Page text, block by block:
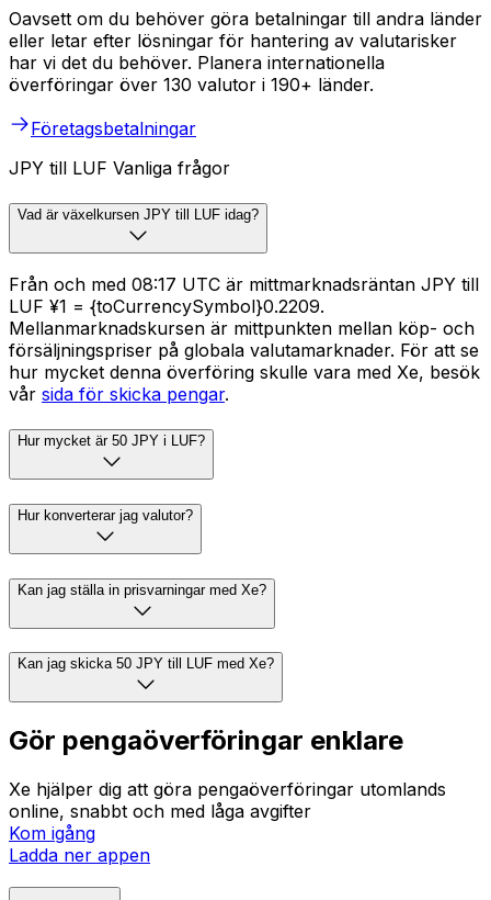
Oavsett om du behöver göra betalningar till andra länder
eller letar efter lösningar för hantering av valutarisker
har vi det du behöver. Planera internationella
överföringar över 130 valutor i 190+ länder.
Företagsbetalningar
JPY till LUF Vanliga frågor
Vad är växelkursen JPY till LUF idag?
Från och med 08:17 UTC är mittmarknadsräntan JPY till
LUF ¥1 = {toCurrencySymbol}0.2209.
Mellanmarknadskursen är mittpunkten mellan köp- och
försäljningspriser på globala valutamarknader. För att se
hur mycket denna överföring skulle vara med Xe, besök
vår sida för skicka pengar.
Hur mycket är 50 JPY i LUF?
Hur konverterar jag valutor?
Kan jag ställa in prisvarningar med Xe?
Kan jag skicka 50 JPY till LUF med Xe?
Gör pengaöverföringar enklare
Xe hjälper dig att göra pengaöverföringar utomlands
online, snabbt och med låga avgifter
Kom igång
Ladda ner appen